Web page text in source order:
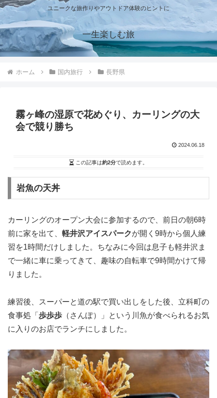
ユニークな旅作りやアウトドア体験のヒントに
一生楽しむ旅
ホーム 国内旅行 長野県
霧ヶ峰の湿原で花めぐり、カーリングの大
会で競り勝ち
2024.06.18
この記事は約2分で読めます。
岩魚の天丼
カーリングのオープン大会に参加するので、前日の朝6時
前に家を出て、 軽井沢アイスパークが開く9時から個人練
習を1時間だけしました。ちなみに今回は息子も軽井沢ま
で一緒に車に乗ってきて、趣味の自転車で9時間かけて帰
りました。
練習後、スーパーと道の駅で買い出しをした後、立科町の
食事処「 歩歩歩 （さんぽ）」という川魚が食べられるお気
に入りのお店でランチにしました。